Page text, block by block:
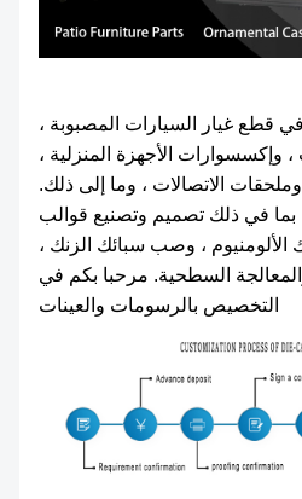
غيار السيارات المصبوبة ،
وإكسسوارات الأجهزة المنزلية ،
وملحقات الاتصالات ، وما إلى ذلك.
في ذلك تصميم وتصنيع قوالب
، وصب سبائك الزنك ،
السطحية. مرحبا بكم في
التخصيص بالرسومات والعينات